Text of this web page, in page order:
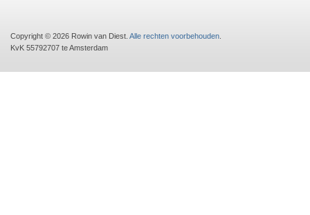
Copyright © 2026 Rowin van Diest. Alle rechten voorbehouden
KvK 55792707 te Amsterdam